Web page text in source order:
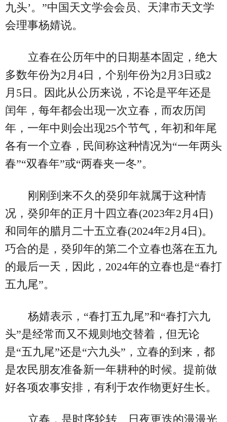
九头’。”中国天文学会会员、天津市天文学
会理事杨婧说。
立春在公历年中的日期基本固定，绝大
多数年份为2月4日，个别年份为2月3日或2
月5日。因此从公历来说，不论是平年还是
闰年，每年都会出现一次立春，而农历闰
年，一年中则会出现25个节气，年初和年尾
各有一个立春，民间称这种情况为“一年两头
春”“双春年”或“两春夹一冬”。
刚刚到来不久的癸卯年就属于这种情
况，癸卯年的正月十四立春(2023年2月4日)
和同年的腊月二十五立春(2024年2月4日)。
巧合的是，癸卯年的第二个立春也落在五九
的最后一天，因此，2024年的立春也是“春打
五九尾”。
杨婧表示，“春打五九尾”和“春打六九
头”是经常而又不规则地交替着，但无论
是“五九尾”还是“六九头”，立春的到来，都
是农民朋友准备新一年耕种的时候。提前做
好各项农事安排，有利于农作物更好生长。
立春，是时序轮转、日夜更迭的漫漫光